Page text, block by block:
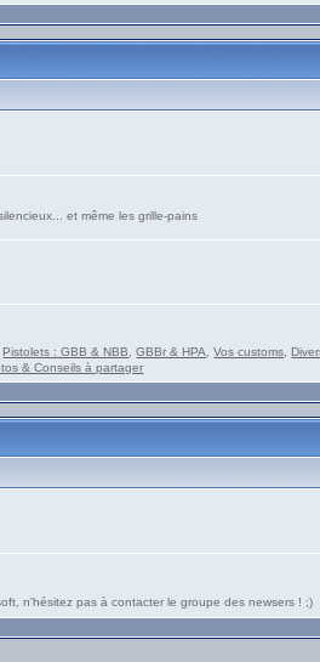
et même les grille-pains
,Pistolets : GBB & NBB ,GBBr & HPA ,Vos customs ,
& Conseils à partager
n'hésitez pas à contacter le groupe des newsers ! ;)